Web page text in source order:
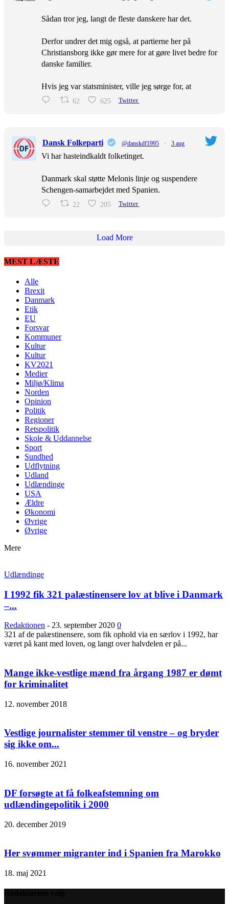
Sådan tror jeg, langt de fleste danskere har det.
Derfor undrer det mig også, at partierne her på
Christiansborg ikke gør mere for at gøre livet bedre for
danske familier.
Hvis jeg var statsminister, ville jeg sørge for, at
62 625 Twitter
Dansk Folkeparti @danskdf1995 · 3 aug
Vi har hasteindkaldt folketinget.
Danmark skal støtte Melonis linje og suspendere
Schengen-samarbejdet med Spanien.
22 205 Twitter
Load More
MEST LÆSTE
Alle
Brexit
Danmark
Etik
EU
Forsvar
Kommuner
Kultur
Kultur
KV2021
Medier
Miljø/Klima
Norden
Opinion
Politik
Regioner
Retspolitik
Skole & Uddannelse
Sport
Sundhed
Udflytning
Udland
Udlændinge
USA
Ældre
Økonomi
Øvrige
Øvrige
Mere
Udlændinge
I 1992 fik 321 palæstinensere lov at blive i Danmark
–...
Redaktionen - 23. september 2020 0
321 af de palæstinensere, som fik ophold via en særlov i 1992, har
været på kant med loven, og langt over halvdelen er på...
Mange ikke-vestlige mænd fra årgang 1987 er dømt
for kriminalitet
12. november 2018
Vestlige journalister stemmer til venstre – og bryder
sig ikke om...
16. november 2021
DF forsøgte at få folkeafstemning om
udlændingepolitik i 2000
20. december 2019
Her svømmer migranter ind i Spanien fra Marokko
18. maj 2021